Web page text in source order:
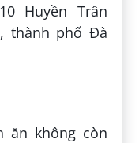
Huyền Trân
thành phố Đà
ăn không còn